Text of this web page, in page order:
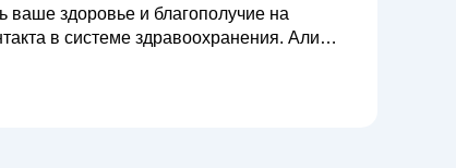
здоровье и благополучие на
в системе здравоохранения. Алина